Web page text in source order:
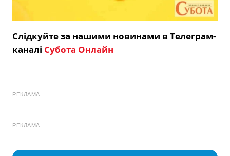
Слідкуйте за нашими новинами в Телеграм-
каналі Субота Онлайн
РЕКЛАМА
РЕКЛАМА